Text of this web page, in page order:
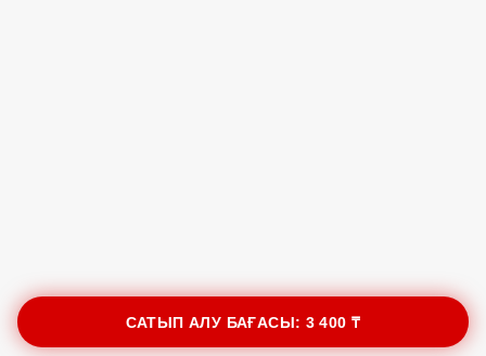
САТЫП АЛУ БАҒАСЫ: 3 400 ₸